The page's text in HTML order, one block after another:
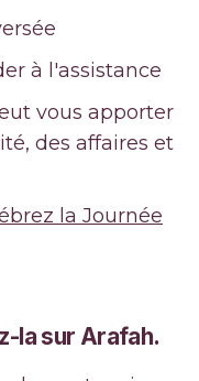
à l'assistance
vous apporter
des affaires et
la Journée
la sur Arafah.